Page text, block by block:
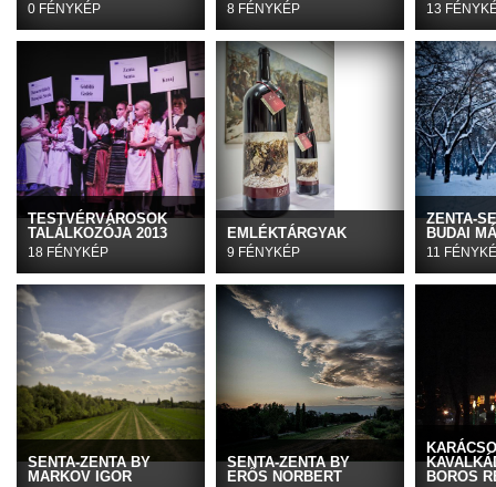
0 FÉNYKÉP 8 FÉNYKÉP 13
TESTVÉRVÁROSOK
TALÁLKOZÓJA 2013
18 FÉNYKÉP
EMLÉKTÁRGYAK
9 FÉNYKÉP
ZENTA-
BUDAI
11
SENTA-ZENTA BY
MARKOV IGOR
SENTA-ZENTA BY
ERŐS NORBERT
BOROS